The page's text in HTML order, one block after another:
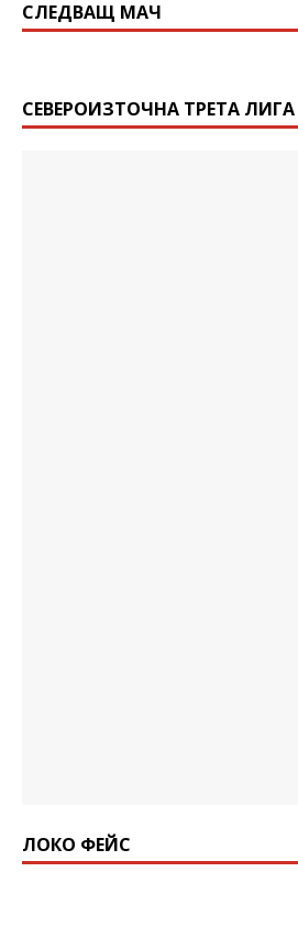
СЛЕДВАЩ МАЧ
СЕВЕРОИЗТОЧНА ТРЕТА ЛИГА
ЛОКО ФЕЙС